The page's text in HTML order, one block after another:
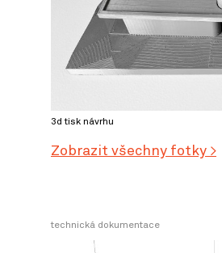
3d tisk návrhu
Zobrazit všechny fotky >
technická dokumentace